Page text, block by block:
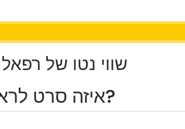
שווי נטו של
איזה סרט לראות?